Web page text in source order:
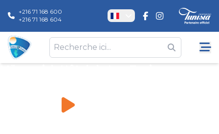
+216 71 168 600
+216 71 168 604